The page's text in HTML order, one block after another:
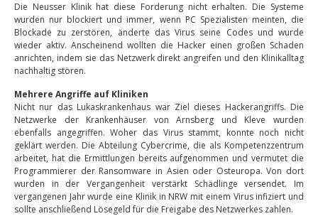
Die Neusser Klinik hat diese Forderung nicht erhalten. Die Systeme
wurden nur blockiert und immer, wenn PC Spezialisten meinten, die
Blockade zu zerstören, änderte das Virus seine Codes und wurde
wieder aktiv. Anscheinend wollten die Hacker einen großen Schaden
anrichten, indem sie das Netzwerk direkt angreifen und den Klinikalltag
nachhaltig stören.
Mehrere Angriffe auf Kliniken
Nicht nur das Lukaskrankenhaus war Ziel dieses Hackerangriffs. Die
Netzwerke der Krankenhäuser von Arnsberg und Kleve wurden
ebenfalls angegriffen. Woher das Virus stammt, konnte noch nicht
geklärt werden. Die Abteilung Cybercrime, die als Kompetenzzentrum
arbeitet, hat die Ermittlungen bereits aufgenommen und vermutet die
Programmierer der Ransomware in Asien oder Osteuropa. Von dort
wurden in der Vergangenheit verstärkt Schädlinge versendet. Im
vergangenen Jahr wurde eine Klinik in NRW mit einem Virus infiziert und
sollte anschließend Lösegeld für die Freigabe des Netzwerkes zahlen.